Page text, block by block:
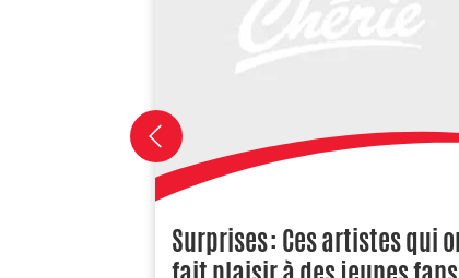
Surprises : Ces artistes qui